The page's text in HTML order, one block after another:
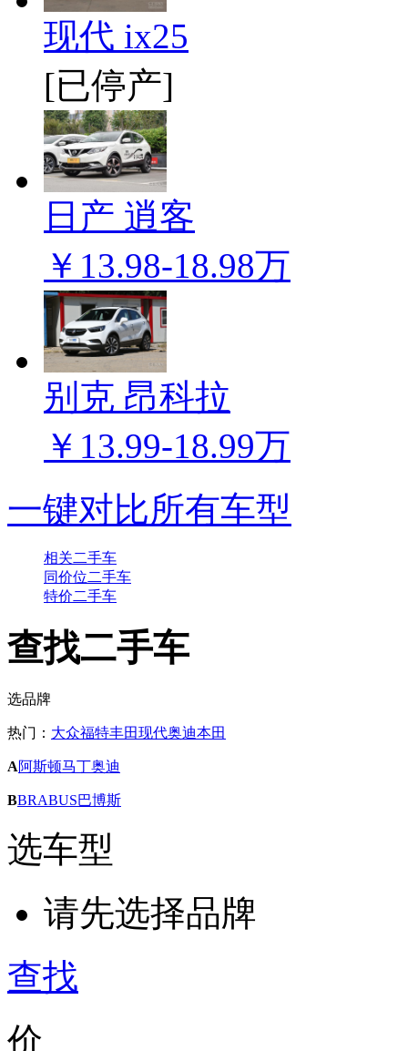
现代 ix25
[已停产]
日产 逍客
￥13.98-18.98万
别克 昂科拉
￥13.99-18.99万
一键对比所有车型
相关二手车
同价位二手车
特价二手车
查找二手车
选品牌
热门： 大众福特丰田现代奥迪本田
A阿斯顿马丁奥迪
BBRABUS巴博斯
选车型
请先选择品牌
查找
价